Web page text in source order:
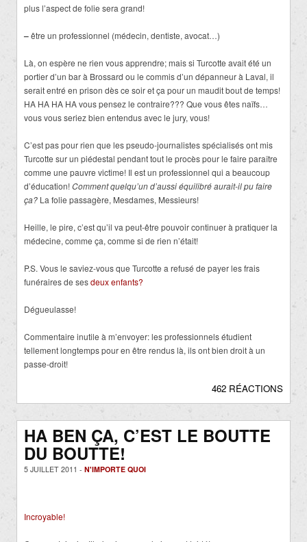
plus l’aspect de folie sera grand!
–être un professionnel (médecin, dentiste, avocat…)
Là, on espère ne rien vous apprendre; mais si Turcotte avait été un
portier d’un bar à Brossard ou le commis d’un dépanneur à Laval, il
serait entré en prison dès ce soir et ça pour un maudit bout de temps!
HA HA HA HA vous pensez le contraire??? Que vous êtes naïfs…
vous vous seriez bien entendus avec le jury, vous!
C’est pas pour rien que les pseudo-journalistes spécialisés ont mis
Turcotte sur un piédestal pendant tout le procès pour le faire paraître
comme une pauvre victime! Il est un professionnel qui a beaucoup
d’éducation!Comment quelqu’un d’aussi équilibré aurait-il pu faire
ça? La folie passagère, Mesdames, Messieurs!
Heille, le pire, c’est qu’il va peut-être pouvoir continuer à pratiquer la
médecine, comme ça, comme si de rien n’était!
P.S. Vous le saviez-vous que Turcotte a refusé de payer les frais
funéraires de sesdeux enfants?
Dégueulasse!
Commentaire inutile à m’envoyer: les professionnels étudient
tellement longtemps pour en être rendus là, ils ont bien droit à un
passe-droit!
462 RÉACTIONS
HA BEN ÇA, C’EST LE BOUTTE
DU BOUTTE!
5 JUILLET 2011 - N'IMPORTE QUOI
Incroyable!